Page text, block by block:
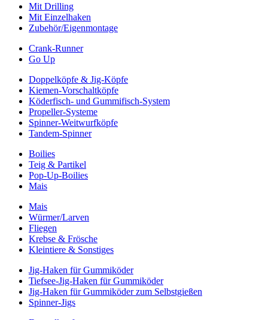
Mit Drilling
Mit Einzelhaken
Zubehör/Eigenmontage
Crank-Runner
Go Up
Doppelköpfe & Jig-Köpfe
Kiemen-Vorschaltköpfe
Köderfisch- und Gummifisch-System
Propeller-Systeme
Spinner-Weitwurfköpfe
Tandem-Spinner
Boilies
Teig & Partikel
Pop-Up-Boilies
Mais
Mais
Würmer/Larven
Fliegen
Krebse & Frösche
Kleintiere & Sonstiges
Jig-Haken für Gummiköder
Tiefsee-Jig-Haken für Gummiköder
Jig-Haken für Gummiköder zum Selbstgießen
Spinner-Jigs